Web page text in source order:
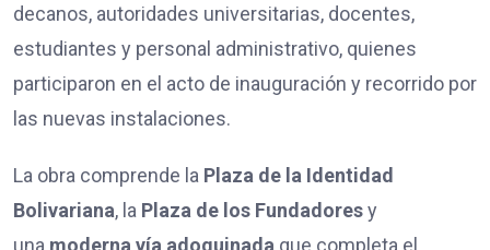
decanos, autoridades universitarias, docentes,
estudiantes y personal administrativo, quienes
participaron en el acto de inauguración y recorrido por
las nuevas instalaciones.
La obra comprende la Plaza de la Identidad
Bolivariana, la Plaza de los Fundadoresy
una moderna vía adoquinada que completa el